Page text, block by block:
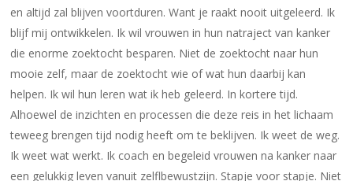
en altijd zal blijven voortduren. Want je raakt nooit uitgeleerd. Ik
blijf mij ontwikkelen. Ik wil vrouwen in hun natraject van kanker
die enorme zoektocht besparen. Niet de zoektocht naar hun
mooie zelf, maar de zoektocht wie of wat hun daarbij kan
helpen. Ik wil hun leren wat ik heb geleerd. In kortere tijd.
Alhoewel de inzichten en processen die deze reis in het lichaam
teweeg brengen tijd nodig heeft om te beklijven. Ik weet de weg.
Ik weet wat werkt. Ik coach en begeleid vrouwen na kanker naar
een gelukkig leven vanuit zelflbewustzijn. Stapje voor stapje. Niet